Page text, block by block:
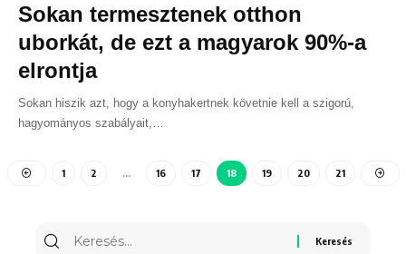
Sokan termesztenek otthon
uborkát, de ezt a magyarok 90%-a
elrontja
Sokan hiszik azt, hogy a konyhakertnek követnie kell a szigorú,
hagyományos szabályait,
1 2 … 16 17 18 19 20 21